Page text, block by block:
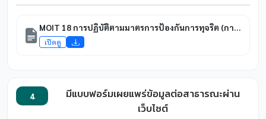
MOIT 18 การปฏิบัติตามมาตรการป้องกันการทุจริต (การควบคุมความเสี่ยงการทุจริต)
เปิดดู
4
มีแบบฟอร์มเผยแพร่ข้อมูลต่อสาธารณะผ่าน
เว็บไซต์